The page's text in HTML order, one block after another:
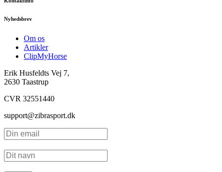
Nyhedsbrev
Om os
Artikler
ClipMyHorse
Erik Husfeldts Vej 7,
2630 Taastrup
CVR 32551440
support@zibrasport.dk